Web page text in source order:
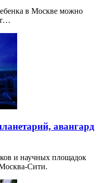
в Москве можно
авангард
и научных площадок
Сити.